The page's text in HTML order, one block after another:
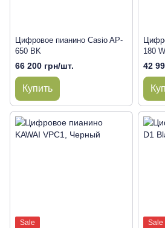
Цифровое пианино Casio AP-
650 BK
66 200 грн/шт.
Купить
180
42
Sale Sale